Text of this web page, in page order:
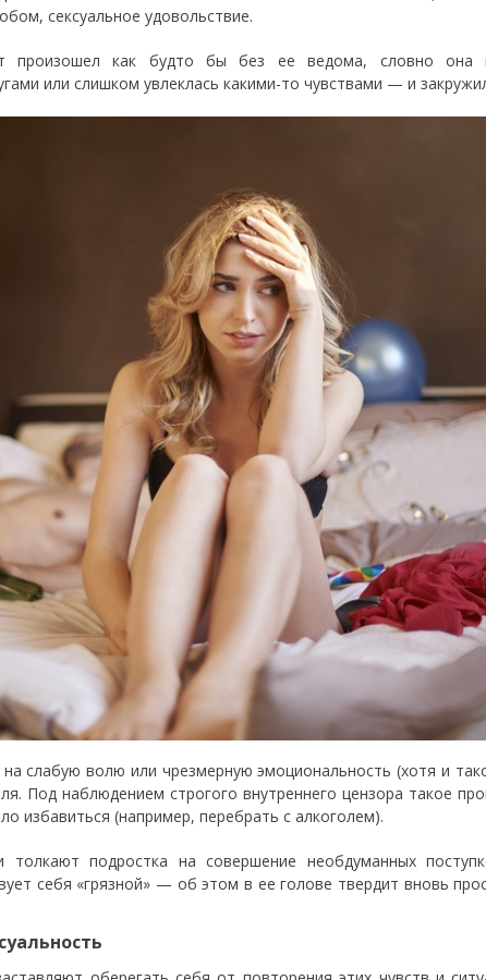
сексуальное удовольствие.
произошел как будто бы без ее ведома, словно она
или слишком увлеклась какими-то чувствами — и
слабую волю или чрезмерную эмоциональность (хотя и
Под наблюдением строгого внутреннего цензора такое
избавиться (например, перебрать с алкоголем).
подростка на совершение необдуманных
себя «грязной» — об этом в ее голове твердит вновь